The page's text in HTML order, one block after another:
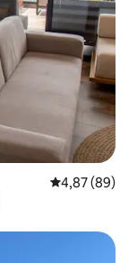
4,87 de uma
4,87 (89)